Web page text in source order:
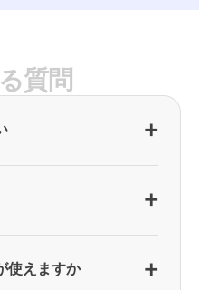
る質問
メンバーシップの管理
24時間前までにキャ
。プレミアムプランで
使えますか